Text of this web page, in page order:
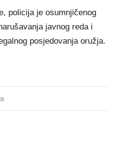
policija je osumnjičenog
javnog reda i
posjedovanja oružja.